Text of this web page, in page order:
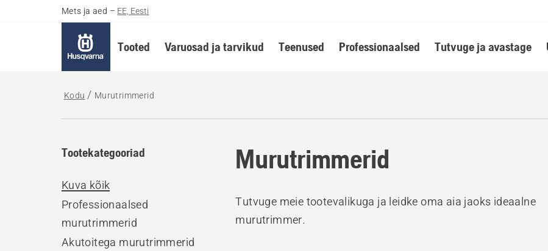
Mets ja aed – EE, Eesti
Tooted Varuosad ja tarvikud Teenused Professionaalsed Tutvuge ja avastage
Kodu Murutrimmerid
Murutrimmerid
Tootekategooriad
Kuva kõik
Professionaalsed
murutrimmerid
Akutoitega murutrimmerid
Tutvuge meie tootevalikuga ja leidke oma aia jaoks ideaalne
murutrimmer.